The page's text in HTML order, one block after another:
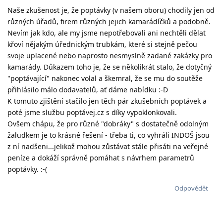
Naše zkušenost je, že poptávky (v našem oboru) chodily jen od
různých úřadů, firem různých jejich kamarádíčků a podobně.
Nevím jak kdo, ale my jsme nepotřebovali ani nechtěli dělat
křoví nějakým úřednickým trubkám, které si stejně pečou
svoje uplacené nebo naprosto nesmyslně zadané zakázky pro
kamarády. Důkazem toho je, že se několikrát stalo, že dotyčný
"poptávající" nakonec volal a škemral, že se mu do soutěže
přihlásilo málo dodavatelů, ať dáme nabídku :-D
K tomuto zjištění stačilo jen těch pár zkušebních poptávek a
poté jsme službu poptávej.cz s díky vypoklonkovali.
Ovšem chápu, že pro různé "dobráky" s dostatečně odolným
žaludkem je to krásné řešení - třeba ti, co vyhráli INDOŠ jsou
z ní nadšeni...jelikož mohou zůstávat stále přisáti na veřejné
peníze a dokáží správně pomáhat s návrhem parametrů
poptávky. :-(
Odpovědět